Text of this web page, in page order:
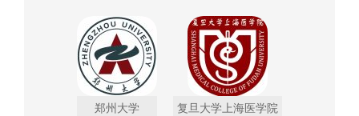
郑州大学 复旦大学上海医学院